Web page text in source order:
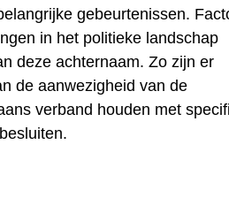
gebeurtenissen.
in het politieke landschap
deze achternaam. Zo zijn er
de aanwezigheid van de
verband houden met